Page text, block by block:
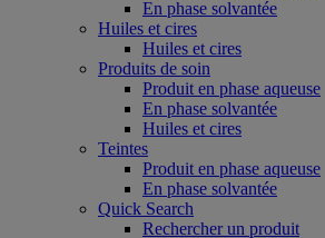
En phase solvantée
Huiles et cires
Huiles et cires
Produits de soin
Produit en phase aqueuse
En phase solvantée
Huiles et cires
Teintes
Produit en phase aqueuse
En phase solvantée
Quick Search
Rechercher un produit